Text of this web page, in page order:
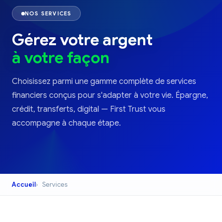
NOS SERVICES
Gérez votre argent
à votre façon
Choisissez parmi une gamme complète de services
financiers conçus pour s'adapter à votre vie. Épargne,
crédit, transferts, digital — First Trust vous
accompagne à chaque étape.
Accueil Services